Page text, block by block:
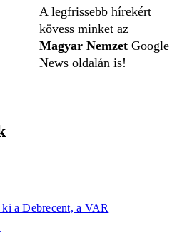
A legfrissebb hírekért
kövess minket az
Magyar Nemzet Google
News oldalán is!
a Debrecent, a VAR